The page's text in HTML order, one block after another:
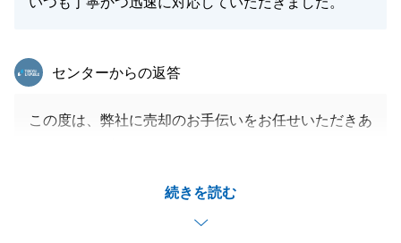
続きを読む
東急リバブル
センターからの返答
この度は、弊社に売却のお手伝いをお任せいただきあ
今後ともよろしくお願いいたします。